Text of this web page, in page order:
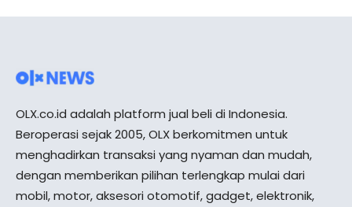
OLX.co.id adalah platform jual beli di Indonesia.
Beroperasi sejak 2005, OLX berkomitmen untuk
menghadirkan transaksi yang nyaman dan mudah,
dengan memberikan pilihan terlengkap mulai dari
mobil, motor, aksesori otomotif, gadget, elektronik,